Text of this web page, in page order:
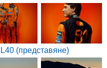
(представяне)